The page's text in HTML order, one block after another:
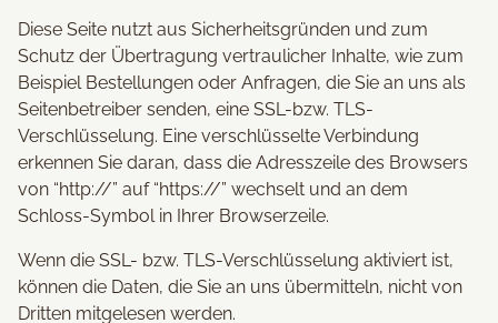
Diese Seite nutzt aus Sicherheitsgründen und zum
Schutz der Übertragung vertraulicher Inhalte, wie zum
Beispiel Bestellungen oder Anfragen, die Sie an uns als
Seitenbetreiber senden, eine SSL-bzw. TLS-
Verschlüsselung. Eine verschlüsselte Verbindung
erkennen Sie daran, dass die Adresszeile des Browsers
von “http://” auf “https://” wechselt und an dem
Schloss-Symbol in Ihrer Browserzeile.
Wenn die SSL- bzw. TLS-Verschlüsselung aktiviert ist,
können die Daten, die Sie an uns übermitteln, nicht von
Dritten mitgelesen werden.